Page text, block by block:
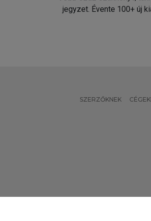
jegyzet. Évente 100+ új
SZERZŐKNEK